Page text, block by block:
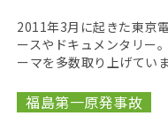
2011年3月に起きた東京
ースやドキュメンタリー
ーマを多数取り上げていま
福島第一原発事故